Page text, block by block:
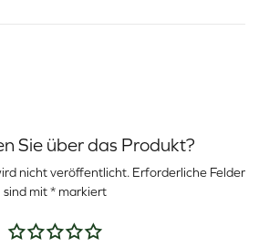
Sie über das Produkt?
nicht veröffentlicht. Erforderliche Felder
sind mit*markiert
Deine Bewertung